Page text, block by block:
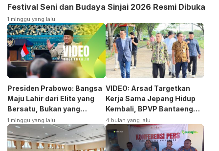
Festival Seni dan Budaya Sinjai 2026 Resmi Dibuka
1 minggu yang lalu
Presiden Prabowo: Bangsa
Maju Lahir dari Elite yang
Bersatu, Bukan yang
Terpecah
1 minggu yang lalu
VIDEO: Arsad Targetkan
Kerja Sama Jepang Hidup
Kembali, BPVP Bantaeng
Siap Bangkitkan Jurusan
Otomotif
4 bulan yang lalu